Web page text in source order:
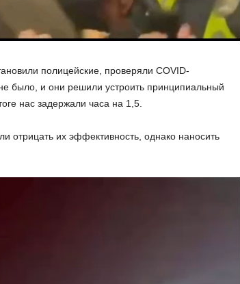
полицейские, проверяли COVID-
было, и они решили устроить принципиальный
нас задержали часа на 1,5.
отрицать их эффективность, однако наносить